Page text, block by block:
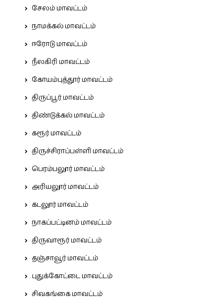
சேலம் மாவட்டம்
நாமக்கல் மாவட்டம்
ஈரோடு மாவட்டம்
நீலகிரி மாவட்டம்
கோயம்புத்தூர் மாவட்டம்
திருப்பூர் மாவட்டம்
திண்டுக்கல் மாவட்டம்
கரூர் மாவட்டம்
திருச்சிராப்பள்ளி மாவட்டம்
பெரம்பலூர் மாவட்டம்
அரியலூர் மாவட்டம்
கடலூர் மாவட்டம்
நாகப்பட்டினம் மாவட்டம்
திருவாரூர் மாவட்டம்
தஞ்சாவூர் மாவட்டம்
புதுக்கோட்டை மாவட்டம்
சிவகங்கை மாவட்டம்